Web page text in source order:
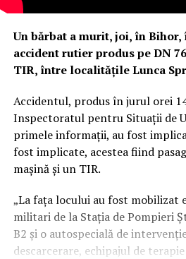
Un bărbat a murit, joi, în
accident rutier produs pe DN
TIR, între localitățile Lunca
Accidentul, produs în jurul orei
Inspectoratul pentru Situaţii de
primele informații, au fost
fost implicate, acestea fiind
mașină și un TIR.
„La fața locului au fost mobilizat
militari de la Stația de Pompieri
B2 și o autospecială de
descarcerare, echipajul de